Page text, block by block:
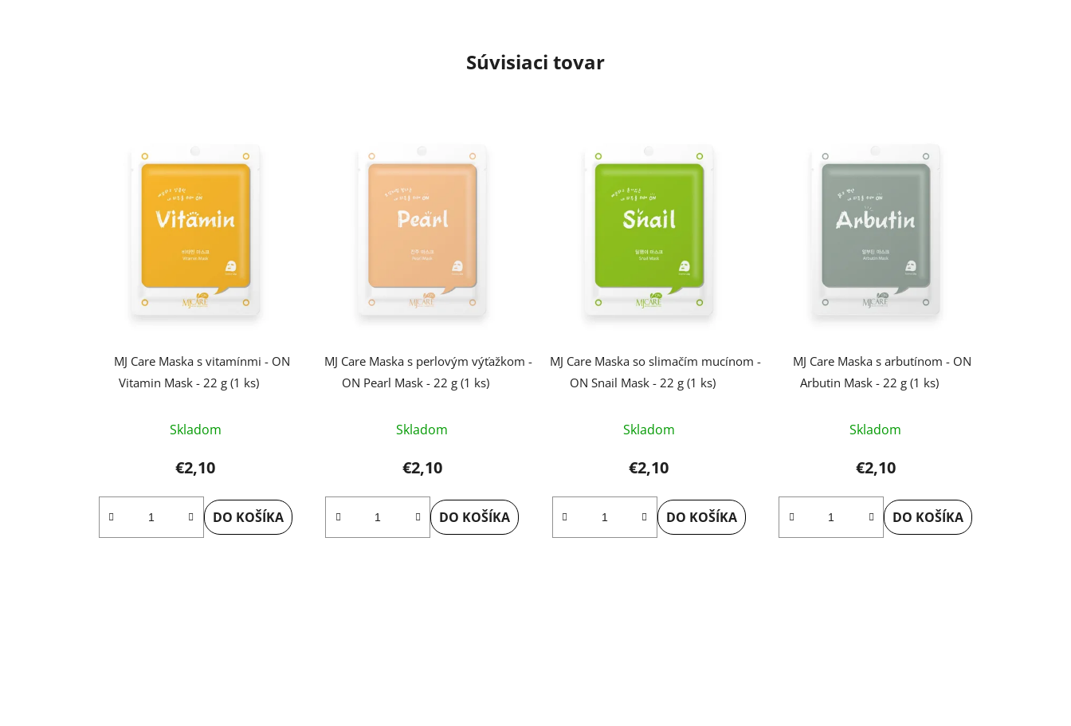
Súvisiaci tovar
MJ Care Maska s vitamínmi - ON
Vitamin Mask - 22 g (1 ks)
hodnotenie
produktu
je
5,0
Skladom
€2,10
DO KOŠÍKA
MJ Care Maska s perlovým výťažkom -
ON Pearl Mask - 22 g (1 ks)
Skladom
€2,10
DO KOŠÍKA
MJ Care Maska so slimačím mucínom -
ON Snail Mask - 22 g (1 ks)
Skladom
€2,10
DO KOŠÍKA
MJ Care Maska s arbutínom - ON
Arbutin Mask - 22 g (1 ks)
Skladom
€2,10
DO KOŠÍKA